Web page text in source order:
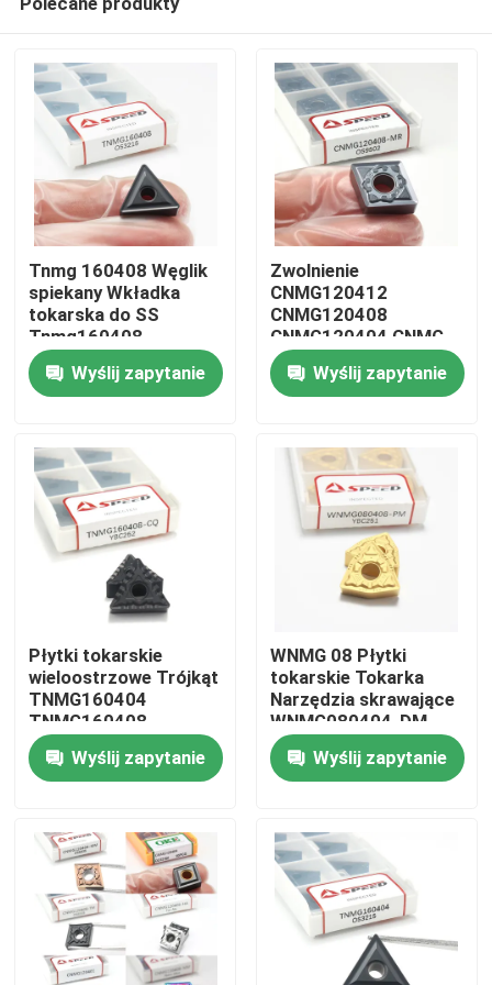
Dom
Filmy
O nas
Wycieczka po fabryce
Kontrola jakości
Skontaktuj się z nami
Aktualności
Wszystkie przypadki
Płytka frezarska z węglików spiekanych
Tnmg 160408 Węglik
spiekany Wkładka
tokarska do SS
Tnmg160408
Wyślij zapytanie
Zwolnienie
CNMG120412
CNMG120408
CNMG120404 CNMG
CNMG431 CNMG432
Karbid Cnc Cutting
Turning Insert
Wyślij zapytanie
Płytki tokarskie
wieloostrzowe Trójkąt
TNMG160404
TNMG160408
TNMG2204 Narzędzia
z węglików spiekanych
do metalu
Wyślij zapytanie
WNMG 08 Płytki
tokarskie Tokarka
Narzędzia skrawające
WNMG080404-DM
Wyślij zapytanie